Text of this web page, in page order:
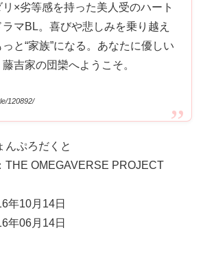
×劣等感を持った美人受のハート
マBL。喜びや悲しみを乗り越え
と“家族”になる。あなたに優しい
吉家の団欒へようこそ。
120892/
んぷろだくと
THE OMEGAVERSE PROJECT
年10月14日
年06月14日